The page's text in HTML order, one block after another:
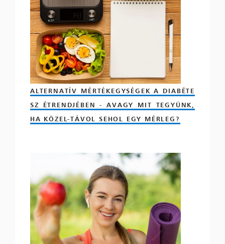
ALTERNATÍV MÉRTÉKEGYSÉGEK A DIABÉTE
SZ ÉTRENDJÉBEN - AVAGY MIT TEGYÜNK,
HA KÖZEL-TÁVOL SEHOL EGY MÉRLEG?